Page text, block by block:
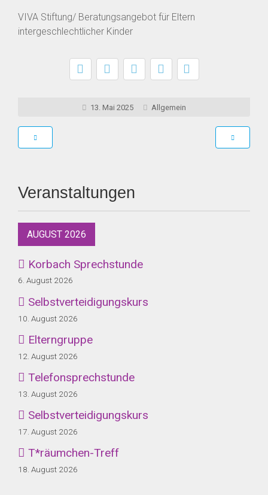
VIVA Stiftung/ Beratungsangebot für Eltern
intergeschlechtlicher Kinder
13. Mai 2025 Allgemein
Veranstaltungen
AUGUST 2026
Korbach Sprechstunde
6. August 2026
Selbstverteidigungskurs
10. August 2026
Elterngruppe
12. August 2026
Telefonsprechstunde
13. August 2026
Selbstverteidigungskurs
17. August 2026
T*räumchen-Treff
18. August 2026